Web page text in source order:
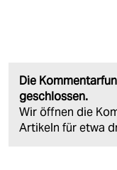
Die
geschlossen.
Wir öffnen die
Artikeln für etwa